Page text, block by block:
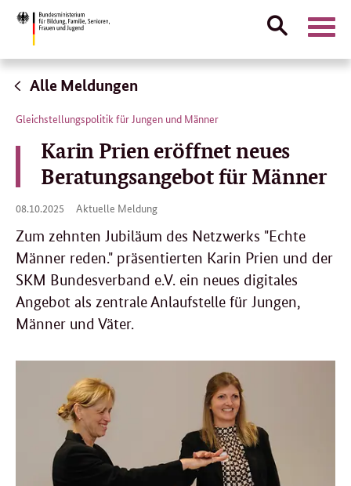
Direktlink:
Suche
Alle Meldungen
Gleichstellungspolitik für Jungen und Männer
Karin Prien eröffnet neues
Beratungsangebot für Männer
08.10.2025
08.
2025
Aktuelle Meldung
Zum zehnten Jubiläum des Netzwerks "Echte
Männer reden." präsentierten Karin Prien und der
SKM Bundesverband e.V. ein neues digitales
Angebot als zentrale Anlaufstelle für Jungen,
Männer und Väter.